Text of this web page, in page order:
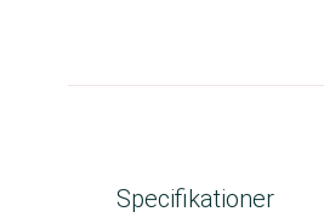
Specifikationer